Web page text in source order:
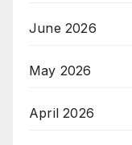
June 2026
May 2026
April 2026